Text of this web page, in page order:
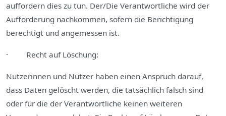
auffordern dies zu tun. Der/Die Verantwortliche wird der
Aufforderung nachkommen, sofern die Berichtigung
berechtigt und angemessen ist.
· Recht auf Löschung:
Nutzerinnen und Nutzer haben einen Anspruch darauf,
dass Daten gelöscht werden, die tatsächlich falsch sind
oder für die der Verantwortliche keinen weiteren